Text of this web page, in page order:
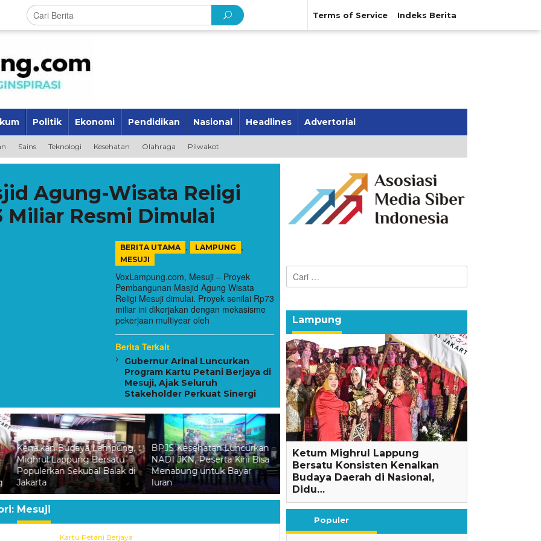
Terms of Service Indeks Berita
Politik Ekonomi Pendidikan Nasional Headlines Advertorial
Sains Teknologi Kesehatan Olahraga Pilwakot
Agung-Wisata Religi
Miliar Resmi Dimulai
BERITA UTAMA , LAMPUNG ,
MESUJI
VoxLampung.com, Mesuji – Proyek
Pembangunan Masjid Agung Wisata
Religi Mesuji dimulai. Proyek senilai Rp73
miliar ini dikerjakan dengan mekasisme
pekerjaan multiyear oleh
Berita Terkait
Gubernur Arinal Luncurkan
Program Kartu Petani Berjaya di
Mesuji, Ajak Seluruh
Stakeholder Perkuat Sinergi
BPJS Kesehatan Luncurkan
NADI JKN, Peserta Kini Bisa
Menabung untuk Bayar
Iuran
Perbaikan Jalan RA Basyid
Segera Dimulai, Pemkab
Lamsel Pastikan Mobilitas
Warga Lebih Nyaman
Lantunkan Surat Al-
Bayyinah, Buruh di Rulung
Raya Dihadiahi Umrah dari
Bupati Egi
Tabrak Kerumunan Warga di
Depan MTS N 1 Bandar
Lampung
Mesuji
Kartu Petani Berjaya
Cari
untuk:
Lampung
Ketum Mighrul Lappung
Bersatu Konsisten Kenalkan
Budaya Daerah di Nasional,
Didu…
Populer